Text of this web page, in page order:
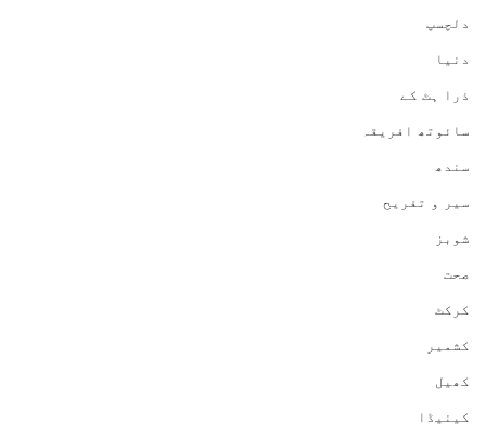
دلچسپ
دنیا
ذرا ہٹ کے
سائوتھ افریقہ
سندھ
سیر و تفریح
شوبز
صحت
کرکٹ
کشمیر
کھیل
کینیڈا